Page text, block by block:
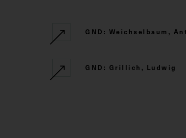
GND: Weichselbaum,
GND: Grillich, Ludwig